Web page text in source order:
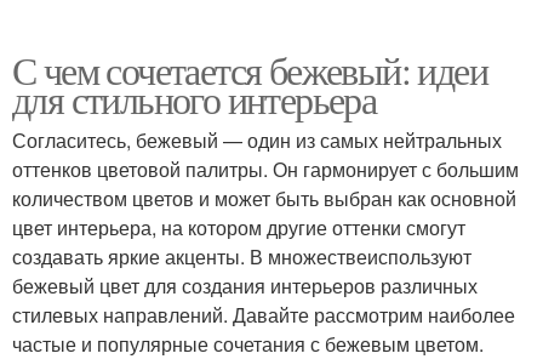
С чем сочетается бежевый: идеи
для стильного интерьера
Согласитесь, бежевый — один из самых нейтральных
оттенков цветовой палитры. Он гармонирует с большим
количеством цветов и может быть выбран как основной
цвет интерьера, на котором другие оттенки смогут
создавать яркие акценты. В множествеиспользуют
бежевый цвет для создания интерьеров различных
стилевых направлений. Давайте рассмотрим наиболее
частые и популярные сочетания с бежевым цветом.